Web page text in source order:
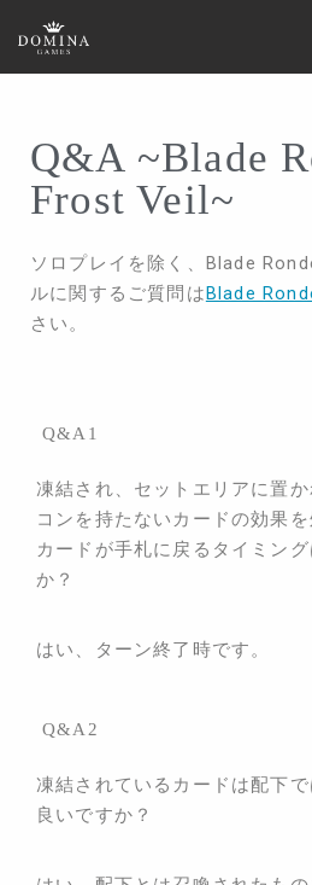
ホーム
ゲーム
サプライ
イベント
ゲームマーケット
ドミナコレクション
スペシャル
ブレイドロンド ドキュメント
ダウンロード
サポート
Q&A ~Blade
Frost Veil~
ソロプレイを除く、
Blade
ルに関するご質問は Blade
さい。
Q&A1
凍結され、セットエリアに置
コンを持たないカードの効果
カードが手札に戻るタイミン
か？
はい、ターン終了時です。
Q&A2
凍結されているカードは配下
良いですか？